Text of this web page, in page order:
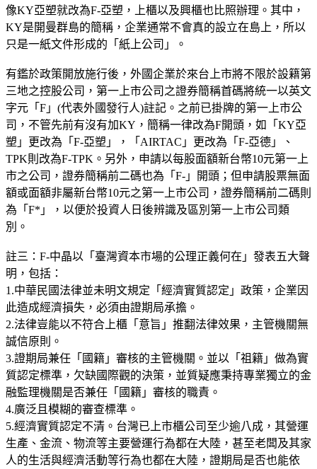
像KY亞塑就改為F-亞塑，上櫃以及興櫃也比照辦理。其中，
KY是開曼群島的簡稱，企業通常不會真的設立在島上，所以
只是一紙文件形成的「紙上公司」。
有鑑於政策開放施行後，外國企業於來台上市將不限於設籍第
三地之控股公司，第一上市公司之證券簡稱首碼將統一以英文
字元「F」(代表外國發行人)註記。之前已掛牌的第一上市公
司，不管先前有沒有加KY，簡稱一律改為F開頭，如「KY亞
塑」更改為「F-亞塑」，「AIRTAC」更改為「F-亞德」、
TPK則改為F-TPK。另外，申請以每股面額新台幣10元第一上
市之公司，證券簡稱前二碼也為「F-」開頭；但申請股票無面
額或面額非屬新台幣10元之第一上市公司，證券簡稱前二碼則
為「F*」，以便於投資人日後辨識及區別第一上市公司類
別。
註三：F-中晶以「臺灣資本市場的公理正義何在」發表五大聲
明，包括：
1.中華民國法律並未明文規定「經濟實質認定」政策，企業因
此造成經濟損失，必須由證期局承擔。
2.法律豈能以不符合上櫃「意旨」推翻法律效果，主管機關無
誠信原則。
3.證期局兼任「國籍」審核的主管機關。並以「祖籍」做為實
質認定標準，欠缺國際觀的決策，並質疑應秉持專業獨立的金
融監理機關是否兼任「國籍」審核的職責。
4.廣泛且模糊的審查標準。
5.經濟實質認定不清。台灣已上市櫃公司至少逾八成，其營運
生產、金流、物流等主要營運行為都在大陸，甚至老闆及其家
人的生活與經濟活動等行為也都在大陸，證期局是否也能依